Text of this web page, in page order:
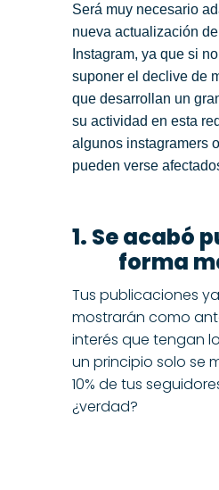
Será muy necesario
nueva actualización
Instagram, ya que si
suponer el declive de
que desarrollan un
su actividad en esta
algunos instagramers
pueden verse
1. Se acabó
forma
Tus publicaciones
mostrarán como
interés que tengan
un principio solo se
10% de tus
¿verdad?